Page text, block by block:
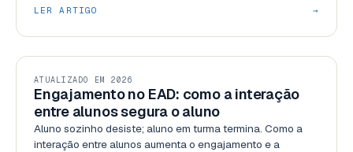
LER ARTIGO →
GESTÃO
ATUALIZADO EM 2026
Engajamento no EAD: como a interação
entre alunos segura o aluno
Aluno sozinho desiste; aluno em turma termina. Como a
interação entre alunos aumenta o engajamento e a